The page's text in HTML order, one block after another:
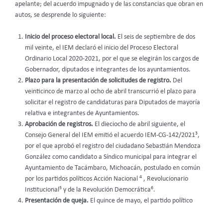
apelante; del acuerdo impugnado y de las constancias que obran en
autos, se desprende lo siguiente:
Inicio del proceso electoral local. El seis de septiembre de dos
mil veinte, el IEM declaró el inicio del Proceso Electoral
Ordinario Local 2020-2021, por el que se elegirán los cargos de
Gobernador, diputados e integrantes de los ayuntamientos.
Plazo para la presentación de solicitudes de registro. Del
veinticinco de marzo al ocho de abril transcurrió el plazo para
solicitar el registro de candidaturas para Diputados de mayoría
relativa e integrantes de Ayuntamientos.
Aprobación de registros. El dieciocho de abril siguiente, el
Consejo General del IEM emitió el acuerdo IEM-CG-142/20213,
por el que aprobó el registro del ciudadano Sebastián Mendoza
González como candidato a Síndico municipal para integrar el
Ayuntamiento de Tacámbaro, Michoacán, postulado en común
por los partidos políticos Acción Nacional 4 , Revolucionario
Institucional 5 y de la Revolución Democrática6.
Presentación de queja. El quince de mayo, el partido político